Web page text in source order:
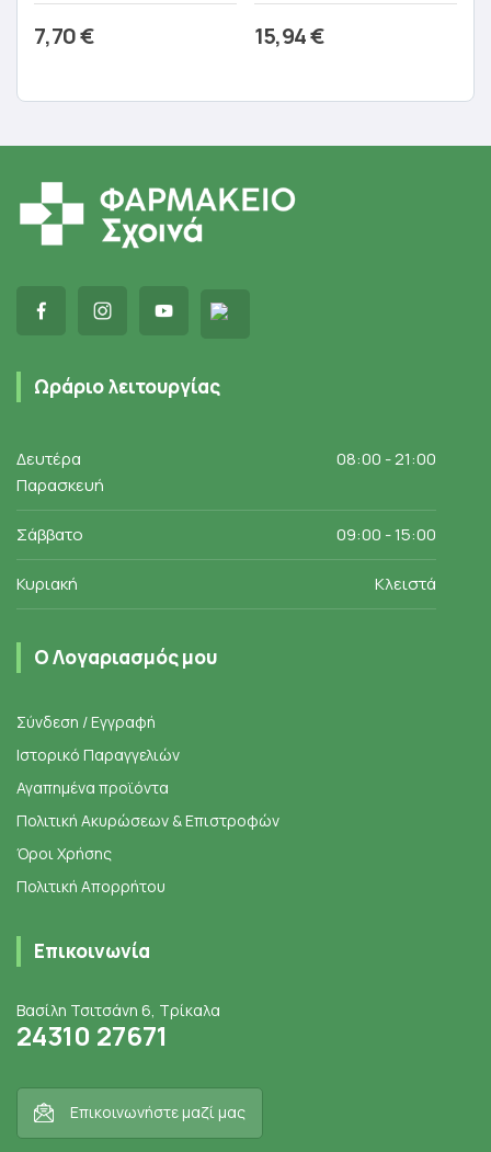
7,70€ 15,94€
Ωράριο λειτουργίας
Δευτέρα
Παρασκευή
08:00 - 21:00
Σάββατο 09:00 - 15:00
Κυριακή Κλειστά
Ο Λογαριασμός μου
Σύνδεση / Εγγραφή
Ιστορικό Παραγγελιών
Αγαπημένα προϊόντα
Πολιτική Ακυρώσεων & Επιστροφών
Όροι Χρήσης
Πολιτική Απορρήτου
Επικοινωνία
Βασίλη Τσιτσάνη 6, Τρίκαλα
24310 27671
Επικοινωνήστε μαζί μας